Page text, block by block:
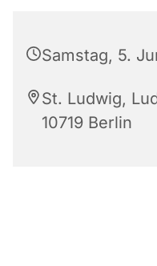
Samstag, 5.
St. Ludwig,
10719 Berlin